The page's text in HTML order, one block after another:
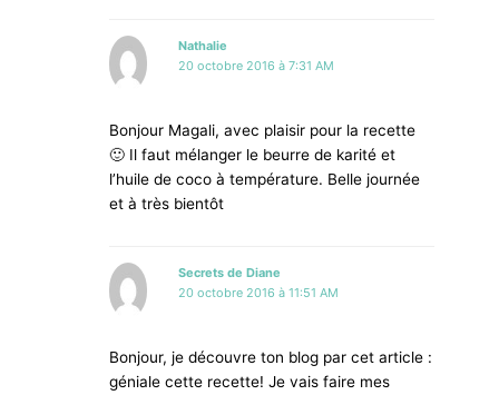
Nathalie
20 octobre 2016 à 7:31 AM
Bonjour Magali, avec plaisir pour la recette
🙂 Il faut mélanger le beurre de karité et
l’huile de coco à température. Belle journée
et à très bientôt
Secrets de Diane
20 octobre 2016 à 11:51 AM
Bonjour, je découvre ton blog par cet article :
géniale cette recette! Je vais faire mes